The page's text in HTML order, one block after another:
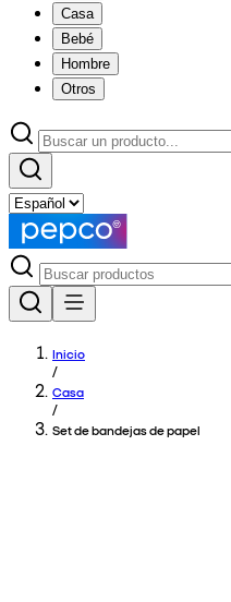
Casa
Bebé
Hombre
Otros
Inicio
/
Casa
/
Set de bandejas de papel